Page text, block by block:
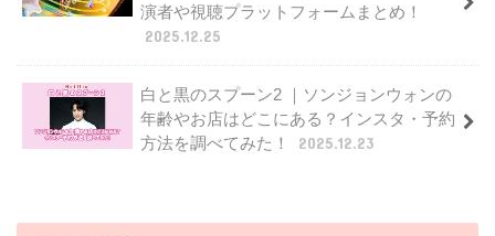
演者や視聴プラットフォームまとめ！
2025.12.25
白と黒のスプーン2 ｜ソンジョンウォンの
年齢やお店はどこにある？インスタ・予約
方法を調べてみた！
2025.12.23